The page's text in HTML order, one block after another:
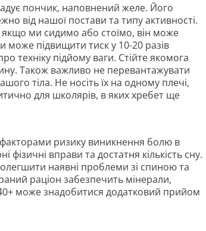
пончик, наповнений желе. Його
від нашої постави та типу активності.
ми сидимо або стоїмо, він може
може підвищити тиск у 10-20 разів
техніку підйому ваги. Стійте якомога
Також важливо не перевантажувати
тіла. Не носіть їх на одному плечі,
для школярів, в яких хребет ще
ризику виникнення болю в
вправи та достатня кількість сну.
наявні проблеми зі спиною та
раціон забезпечить мінерали,
40+ може знадобитися додатковий прийом